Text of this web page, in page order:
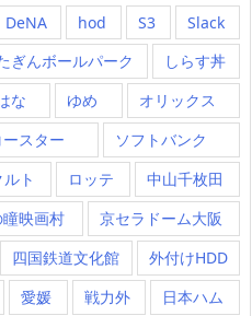
DeNA hod S3
Slack
ぎんボールパーク
しらす丼
な ゆめ
オリックス
スター
ソフトバンク
ト ロッテ
中山千枚田
映画村
京セラドーム大阪
四国鉄道文化館
外付けHDD
愛媛 戦力外
日本ハム